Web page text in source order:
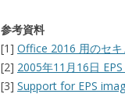
参考資料
[1] Office 2016 用のセ
[2] 2005年11月16日
[3] Support for EPS